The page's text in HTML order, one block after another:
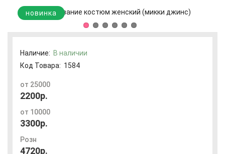
новинка
Наличие: В наличии
Код Товара: 1584
от 25000
2200р.
от 10000
3300р.
Розн
4720р.